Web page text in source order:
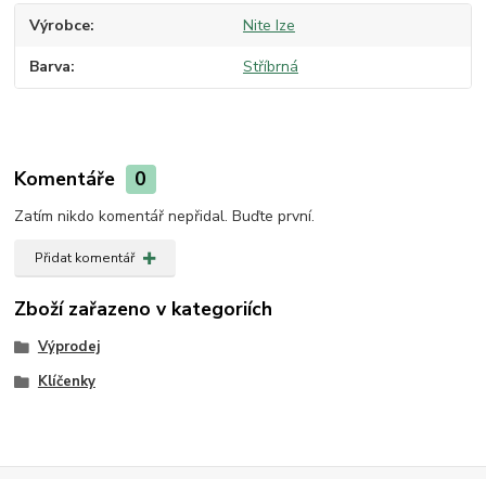
Výrobce Nite Ize
Barva Stříbrná
Komentáře 0
Zatím nikdo komentář nepřidal. Buďte první.
Přidat komentář
Zboží zařazeno v kategoriích
Výprodej
Klíčenky